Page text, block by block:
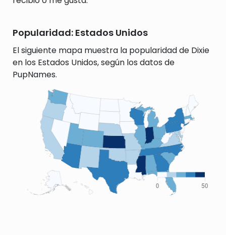
Popularidad: Estados Unidos
El siguiente mapa muestra la popularidad de Dixie
en los Estados Unidos, según los datos de
PupNames.